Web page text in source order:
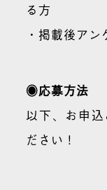
る方
・掲載後ア
◉応募方法
以下、お申
ださい！